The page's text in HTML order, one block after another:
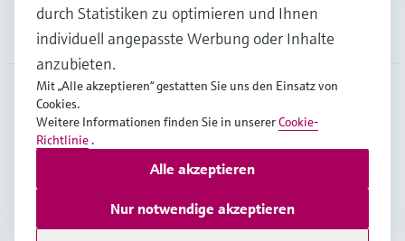
Unternehmen
CHE•Deutsch
Copyright © Endress+Hauser Group Services AG
NutzungsbedingungenDatenschutz
Rechtliches & AGB
durch Statistiken zu optimieren und Ihnen
individuell angepasste Werbung oder Inhalte
anzubieten.
Mit „Alle akzeptieren“ gestatten Sie uns den Einsatz von
Cookies.
Weitere Informationen finden Sie in unsererCookie-
Richtlinie .
Nur notwendige akzeptieren
Alle akzeptieren